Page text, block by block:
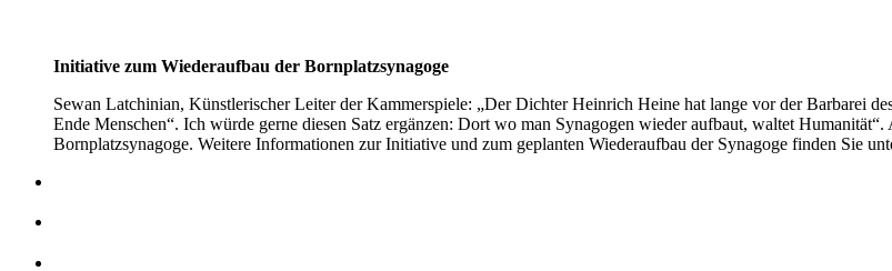
Initiative zum Wiederaufbau der Bornplatzsynagoge
Sewan Latchinian, Künstlerischer Leiter der Kammerspiele: „Der Dichter Heinrich Heine hat lange vor der Barbarei
Ende Menschen“. Ich würde gerne diesen Satz ergänzen: Dort wo man Synagogen wieder aufbaut, waltet
Bornplatzsynagoge. Weitere Informationen zur Initiative und zum geplanten Wiederaufbau der Synagoge finden Sie